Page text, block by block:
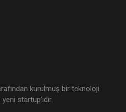
kurulmuş bir teknoloji
startup’ıdır.